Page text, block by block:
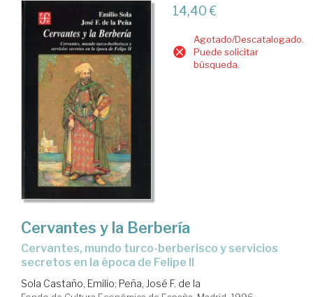
14,40 €
Agotado/Descatalogado.
Puede solicitar
búsqueda.
Cervantes y la Berbería
Cervantes, mundo turco-berberisco y servicios
secretos en la época de Felipe II
Sola Castaño, Emilio; Peña, José F. de la